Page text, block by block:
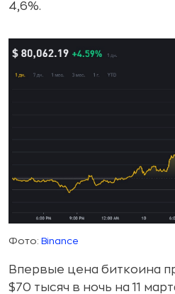
4,6%.
Фото: Binance
Впервые цена биткоина
$70 тысяч в ночь на 11